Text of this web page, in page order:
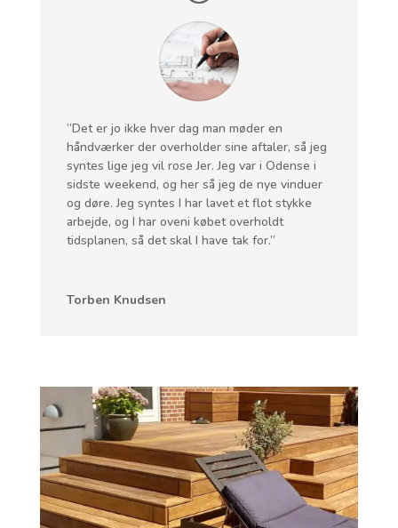
”Det er jo ikke hver dag man møder en
håndværker der overholder sine aftaler, så jeg
syntes lige jeg vil rose Jer. Jeg var i Odense i
sidste weekend, og her så jeg de nye vinduer
og døre. Jeg syntes I har lavet et flot stykke
arbejde, og I har oveni købet overholdt
tidsplanen, så det skal I have tak for.”
Torben Knudsen